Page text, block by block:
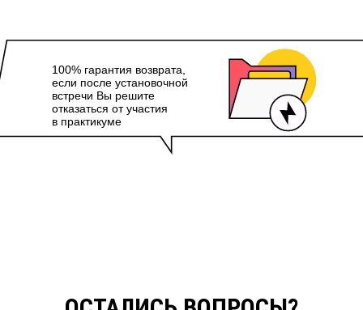
ТЕХ, КТО ПРОВОДИТ
100% гарантия возврата,
если после установочной
встречи Вы решите
отказаться от участия
в практикуме